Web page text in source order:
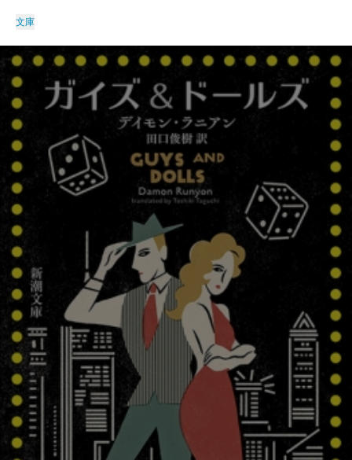
文庫